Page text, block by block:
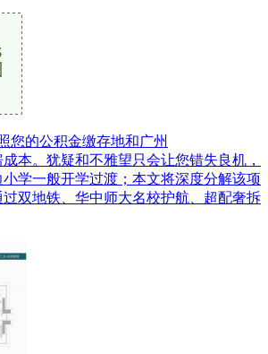
您的公积金缴存地和广州
本。犹疑和不雅望只会让您错失良机，
学一般开学过渡；本文将深度分解该项
过双地铁、华中师大名校护航、超配奢拆